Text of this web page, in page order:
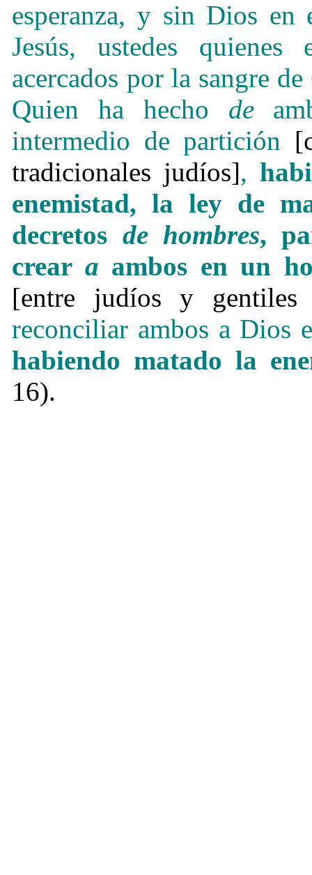
esperanza, y sin Dios en
Jesús, ustedes
acercados por la sangre
Quien ha hecho de
intermedio de partición
tradicionales judíos],
enemistad, la ley de
decretos de hombres,
crear a ambos en un
[entre judíos y
reconciliar ambos a Dios
habiendo matado la
16).